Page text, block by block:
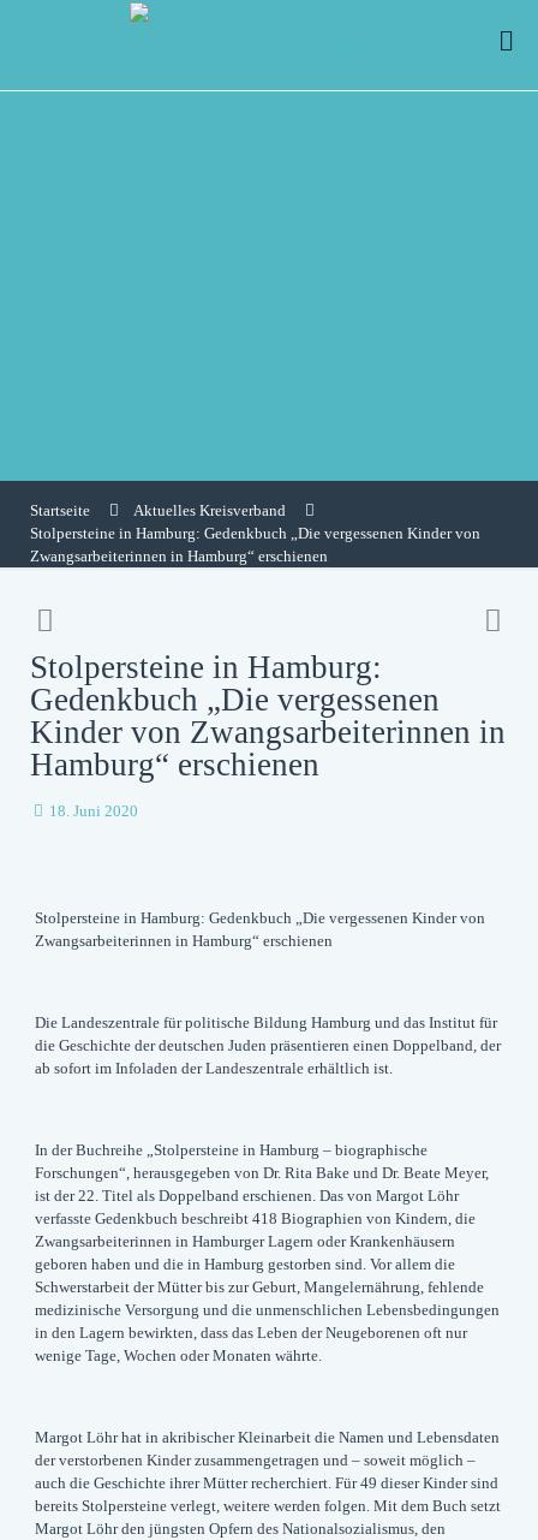
Startseite
Aktuelles Kreisverband
Stolpersteine in Hamburg: Gedenkbuch „Die vergessenen Kinder von
Zwangsarbeiterinnen in Hamburg“ erschienen
Stolpersteine in Hamburg:
Gedenkbuch „Die vergessenen
Kinder von Zwangsarbeiterinnen in
Hamburg“ erschienen
18. Juni 2020
Stolpersteine in Hamburg: Gedenkbuch „Die vergessenen Kinder von
Zwangsarbeiterinnen in Hamburg“ erschienen
Die Landeszentrale für politische Bildung Hamburg und das Institut für
die Geschichte der deutschen Juden präsentieren einen Doppelband, der
ab sofort im Infoladen der Landeszentrale erhältlich ist.
In der Buchreihe „Stolpersteine in Hamburg – biographische
Forschungen“, herausgegeben von Dr. Rita Bake und Dr. Beate Meyer,
ist der 22. Titel als Doppelband erschienen. Das von Margot Löhr
verfasste Gedenkbuch beschreibt 418 Biographien von Kindern, die
Zwangsarbeiterinnen in Hamburger Lagern oder Krankenhäusern
geboren haben und die in Hamburg gestorben sind. Vor allem die
Schwerstarbeit der Mütter bis zur Geburt, Mangelernährung, fehlende
medizinische Versorgung und die unmenschlichen Lebensbedingungen
in den Lagern bewirkten, dass das Leben der Neugeborenen oft nur
wenige Tage, Wochen oder Monaten währte.
Margot Löhr hat in akribischer Kleinarbeit die Namen und Lebensdaten
der verstorbenen Kinder zusammengetragen und – soweit möglich –
auch die Geschichte ihrer Mütter recherchiert. Für 49 dieser Kinder sind
bereits Stolpersteine verlegt, weitere werden folgen. Mit dem Buch setzt
Margot Löhr den jüngsten Opfern des Nationalsozialismus, den